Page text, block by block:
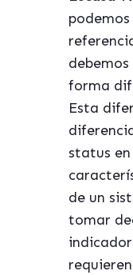
forma
Esta
status
de un
tomar